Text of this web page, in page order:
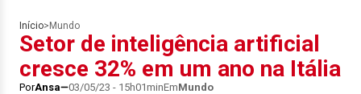
Início> Mundo
Setor de inteligência artificial
cresce 32% em um ano na Itália
PorAnsa 03/05/23 - 15h01minEmMundo